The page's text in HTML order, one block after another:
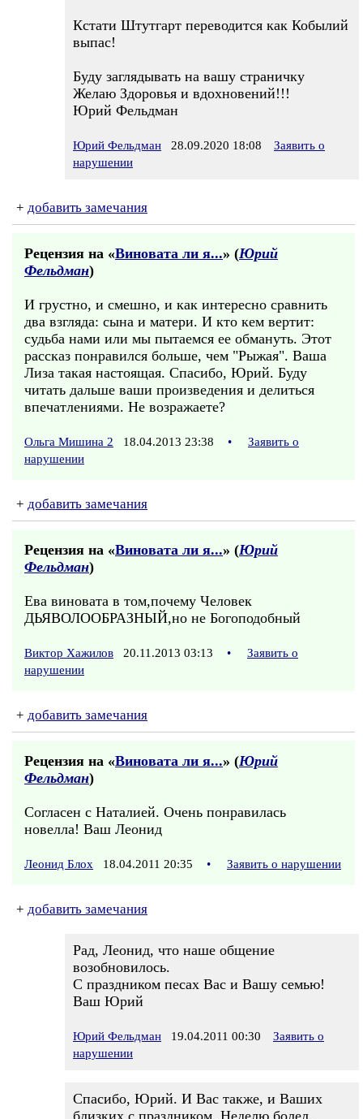
Кстати Штутгарт переводится как Кобылий
выпас!
Буду заглядывать на вашу страничку
Желаю Здоровья и вдохновений!!!
Юрий Фельдман
Юрий Фельдман 28.09.2020 18:08
Заявить о
нарушении
+ добавить замечания
Рецензия на «Виновата ли я...» (Юрий
Фельдман)
И грустно, и смешно, и как интересно сравнить
два взгляда: сына и матери. И кто кем вертит:
судьба нами или мы пытаемся ее обмануть. Этот
рассказ понравился больше, чем "Рыжая". Ваша
Лиза такая настоящая. Спасибо, Юрий. Буду
читать дальше ваши произведения и делиться
впечатлениями. Не возражаете?
Ольга Мишина 2 18.04.2013 23:38 •
Заявить о
нарушении
+ добавить замечания
Рецензия на «Виновата ли я...» (Юрий
Фельдман)
Ева виновата в том,почему Человек
ДЬЯВОЛООБРАЗНЫЙ,но не Богоподобный
Виктор Хажилов 20.11.2013 03:13 •
Заявить о
нарушении
+ добавить замечания
Рецензия на «Виновата ли я...» (Юрий
Фельдман)
Согласен с Наталией. Очень понравилась
новелла! Ваш Леонид
Леонид Блох 18.04.2011 20:35 • Заявить о нарушении
+ добавить замечания
Рад, Леонид, что наше общение
возобновилось.
С праздником песах Вас и Вашу семью!
Ваш Юрий
Юрий Фельдман 19.04.2011 00:30
Заявить о
нарушении
Спасибо, Юрий. И Вас также, и Ваших
близких с праздником. Неделю болел,